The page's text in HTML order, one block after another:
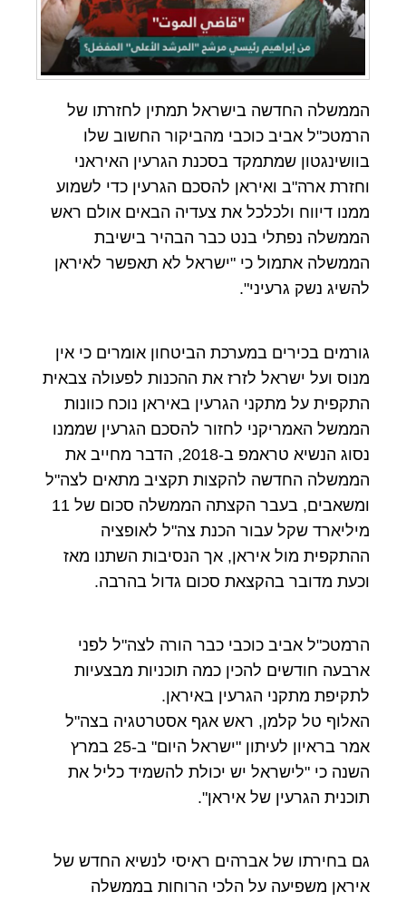
הממשלה החדשה בישראל תמתין לחזרתו של
הרמטכ"ל אביב כוכבי מהביקור החשוב שלו
בוושינגטון שמתמקד בסכנת הגרעין האיראני
וחזרת ארה"ב ואיראן להסכם הגרעין כדי לשמוע
ממנו דיווח ולכלכל את צעדיה הבאים אולם ראש
הממשלה נפתלי בנט כבר הבהיר בישיבת
הממשלה אתמול כי "ישראל לא תאפשר לאיראן
להשיג נשק גרעיני".
גורמים בכירים במערכת הביטחון אומרים כי אין
מנוס ועל ישראל לזרז את ההכנות לפעולה צבאית
התקפית על מתקני הגרעין באיראן נוכח כוונות
הממשל האמריקני לחזור להסכם הגרעין שממנו
נסוג הנשיא טראמפ ב-2018, הדבר מחייב את
הממשלה החדשה להקצות תקציב מתאים לצה"ל
ומשאבים, בעבר הקצתה הממשלה סכום של 11
מיליארד שקל עבור הכנת צה"ל לאופציה
ההתקפית מול איראן, אך הנסיבות השתנו מאז
וכעת מדובר בהקצאת סכום גדול בהרבה.
הרמטכ"ל אביב כוכבי כבר הורה לצה"ל לפני
ארבעה חודשים להכין כמה תוכניות מבצעיות
לתקיפת מתקני הגרעין באיראן.
האלוף טל קלמן, ראש אגף אסטרטגיה בצה"ל
אמר בראיון לעיתון "ישראל היום" ב-25 במרץ
השנה כי "לישראל יש יכולת להשמיד כליל את
תוכנית הגרעין של איראן".
גם בחירתו של אברהים ראיסי לנשיא החדש של
איראן משפיעה על הלכי הרוחות בממשלה